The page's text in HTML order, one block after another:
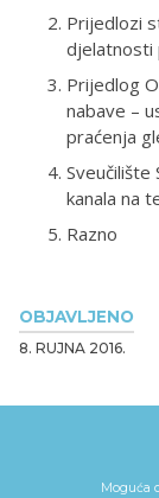
OBJAVLJENO
8. RUJNA 2016.
Prijedlozi
djelatnosti
Prijedlog
nabave –
praćenja
kanala na
Razno
Moguća